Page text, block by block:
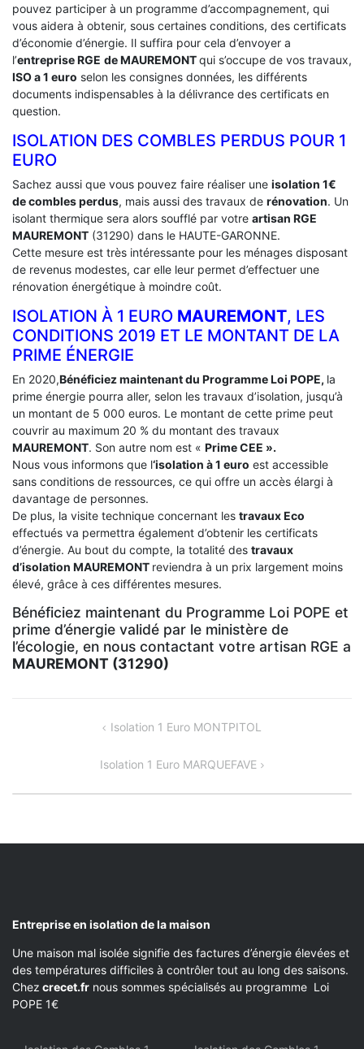
pouvez participer à un programme d’accompagnement, qui
vous aidera à obtenir, sous certaines conditions, des certificats
d’économie d’énergie. Il suffira pour cela d’envoyer a
l’entreprise RGE de MAUREMONTqui s’occupe de vos travaux,
ISO a 1 euro selon les consignes données, les différents
documents indispensables à la délivrance des certificats en
question.
ISOLATION DES COMBLES PERDUS POUR 1
EURO
Sachez aussi que vous pouvez faire réaliser une isolation 1€
de combles perdus, mais aussi des travaux de rénovation. Un
isolant thermique sera alors soufflé par votre artisan RGE
MAUREMONT (31290) dans le HAUTE-GARONNE.
Cette mesure est très intéressante pour les ménages disposant
de revenus modestes, car elle leur permet d’effectuer une
rénovation énergétique à moindre coût.
ISOLATION À 1 EURO MAUREMONT, LES
CONDITIONS 2019 ET LE MONTANT DE LA
PRIME ÉNERGIE
En 2020,Bénéficiez maintenant du Programme Loi POPE, la
prime énergie pourra aller, selon les travaux d’isolation, jusqu’à
un montant de 5 000 euros. Le montant de cette prime peut
couvrir au maximum 20 % du montant des travaux
MAUREMONT. Son autre nom est « Prime CEE ».
Nous vous informons que l‘isolation à 1 euro est accessible
sans conditions de ressources, ce qui offre un accès élargi à
davantage de personnes.
De plus, la visite technique concernant les travaux Eco
effectués va permettra également d’obtenir les certificats
d’énergie. Au bout du compte, la totalité des travaux
d’isolation MAUREMONT reviendra à un prix largement moins
élevé, grâce à ces différentes mesures.
Bénéficiez maintenant du Programme Loi POPE et
prime d’énergie validé par le ministère de
l’écologie, en nous contactant votre artisan RGE a
MAUREMONT (31290)
NAVIGATION Isolation 1 Euro MONTPITOL
Isolation 1 Euro MARQUEFAVE
Entreprise en isolation de la maison
Une maison mal isolée signifie des factures d’énergie élevées et
des températures difficiles à contrôler tout au long des saisons.
Chez crecet.fr nous sommes spécialisés au programme Loi
POPE 1€